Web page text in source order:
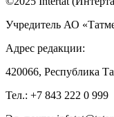
Учредитель АО
Адрес редакции:
420066, Республика
Тел.: +7 843 222 0 999